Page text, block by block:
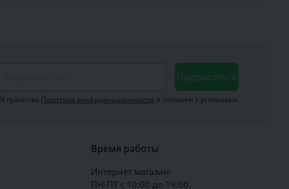
Подписаться
Я прочитал Политика конфиденциальности и согласен с условиями
Время работы
Интернет магазин:
ПН-ПТ с 10:00 до 19:00.